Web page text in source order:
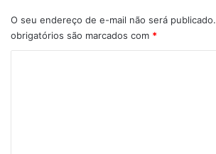
O seu endereço de e-mail não será publicado.
obrigatórios são marcados com *